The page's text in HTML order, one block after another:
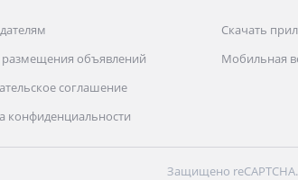
размещения объявлений
соглашение
конфиденциальности
Скачать
Мобильная
Защищено